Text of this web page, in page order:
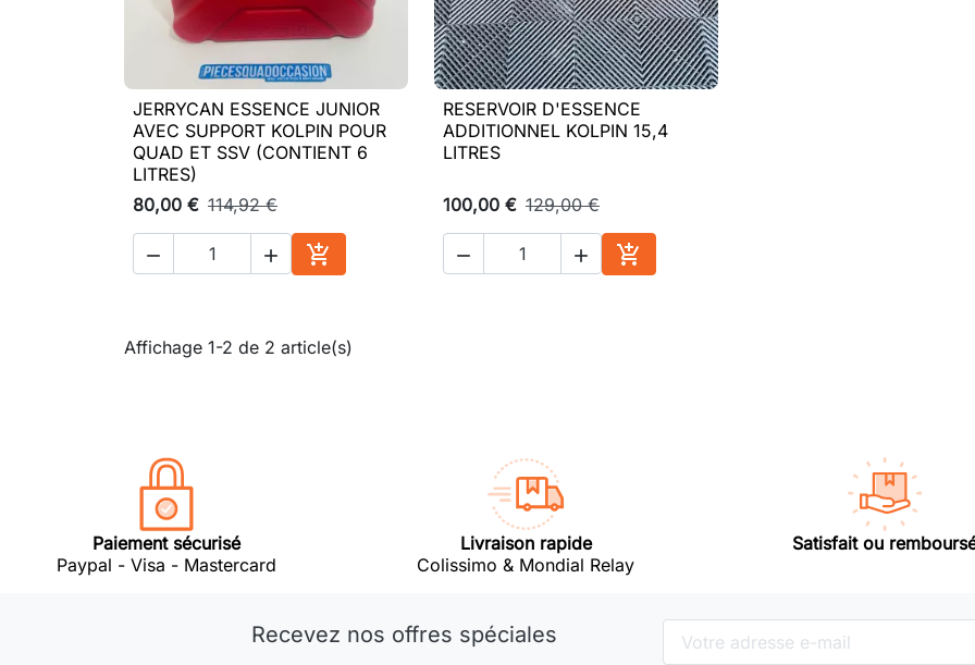
 Aperçu rapide
JERRYCAN ESSENCE JUNIOR
AVEC SUPPORT KOLPIN POUR
QUAD ET SSV (CONTIENT 6
LITRES)
80,00 € 114,92 €
  
Ajouter au panier
 Aperçu rapide
RESERVOIR D'ESSENCE
ADDITIONNEL KOLPIN 15,4
LITRES
100,00 € 129,00 €
  
Ajouter au panier
Affichage 1-2 de 2 article(s)
Paiement sécurisé
Paypal - Visa - Mastercard
Livraison rapide
Colissimo & Mondial Relay
Satisfait ou
Recevez nos offres spéciales